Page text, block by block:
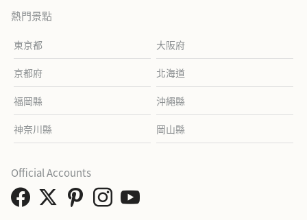
熱門景點
東京都 大阪府
京都府 北海道
福岡縣 沖繩縣
神奈川縣 岡山縣
Official Accounts